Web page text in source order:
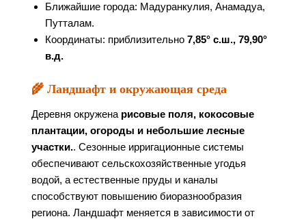
Ближайшие города: Мадуранкулия, Анамадуа,
Путталам.
Координаты: приблизительно 7,85° с.ш., 79,90°
в.д.
🌾 Ландшафт и окружающая среда
Деревня окружена рисовые поля, кокосовые
плантации, огороды и небольшие лесные
участки.. Сезонные ирригационные системы
обеспечивают сельскохозяйственные угодья
водой, а естественные пруды и каналы
способствуют повышению биоразнообразия
региона. Ландшафт меняется в зависимости от